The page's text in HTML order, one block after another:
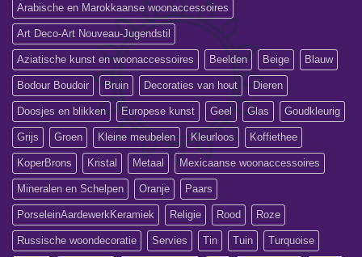
Arabische en Marokkaanse woonaccessoires
Art Deco-Art Nouveau-Jugendstil
Aziatische kunst en woonaccessoires Beelden Beige Blauw
Bodour Boudoir Bruin Decoraties van hout Dieren
Doosjes en blikken Europese kunst Geel Glas Goudkleurig
Grijs Groen Kleine meubelen Kleurloos Koffiethee
KoperBrons Kristal Metaal Mexicaanse woonaccessoires
Mineralen en Schelpen Oranje Paars
PorseleinAardewerkKeramiek Religie Rood Roze
Russische woondecoratie Servies Tin Tuin Turquoise